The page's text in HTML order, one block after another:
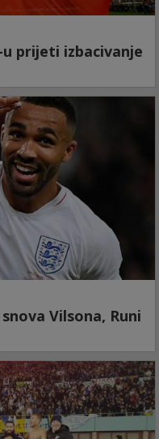
u prijeti izbacivanje
Vilsona, Runi